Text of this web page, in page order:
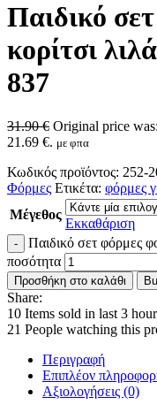
Παιδικό
κορίτσι
837
31.90€ Original price
21.69 €. με φπα
Κωδικός προϊόντος: 252-
Φόρμες Ετικέτα: φόρμες
Μέγεθος
Εκκαθάριση
Παιδικό σετ φόρμες
ποσότητα
Προσθήκη στο καλάθι
Share:
10 Items sold in last 3
21 People watching this
Περιγραφή
Επιπλέον
Αξιολογήσεις (0)